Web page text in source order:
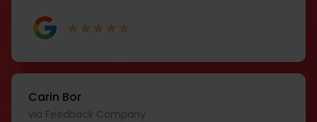
Carin Bor
via Feedback Company